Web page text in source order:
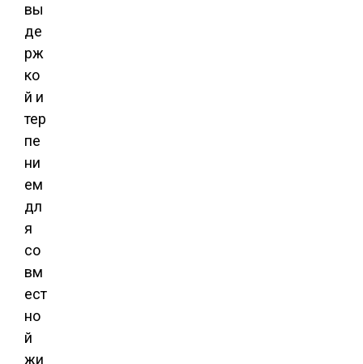
вы
де
рж
ко
й и
тер
пе
ни
ем
дл
я
со
вм
ест
но
й
жи